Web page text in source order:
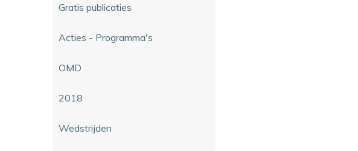
Gratis publicaties
Acties - Programma's
OMD
2018
Wedstrijden